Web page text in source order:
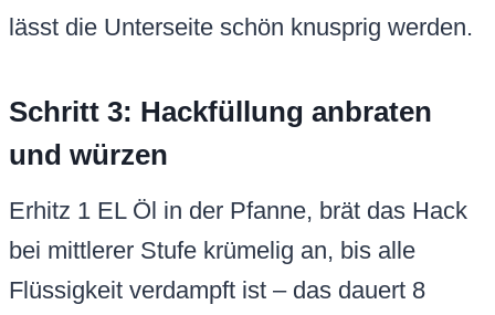
lässt die Unterseite schön knusprig werden.
Schritt 3: Hackfüllung anbraten
und würzen
Erhitz 1 EL Öl in der Pfanne, brät das Hack
bei mittlerer Stufe krümelig an, bis alle
Flüssigkeit verdampft ist – das dauert 8